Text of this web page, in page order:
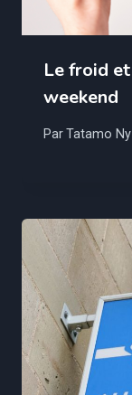
Le froid
weekend
ParTatamo